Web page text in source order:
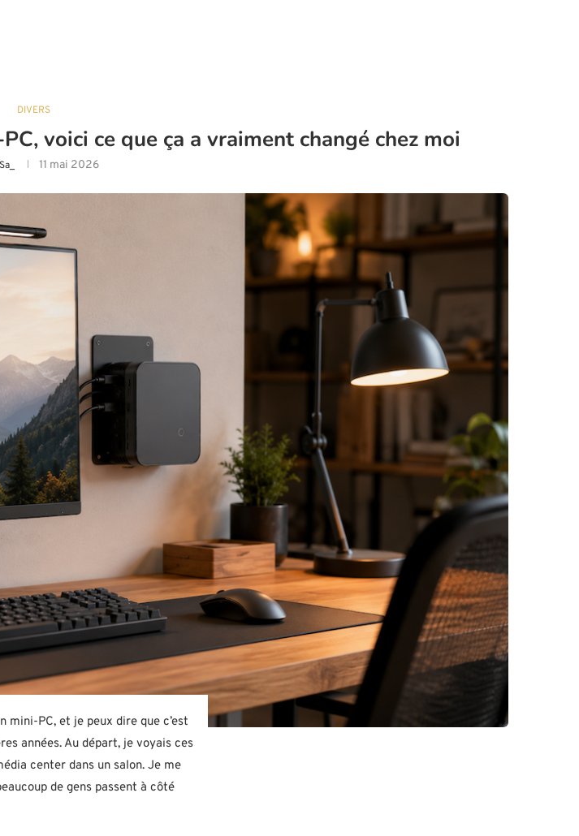
DIVERS
voici ce que ça a vraiment changé chez moi
11 mai 2026
PC, et je peux dire que c’est
années. Au départ, je voyais ces
center dans un salon. Je me
de gens passent à côté